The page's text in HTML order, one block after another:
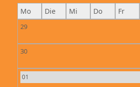
Mo Die Mi Do Fr
29
30
01